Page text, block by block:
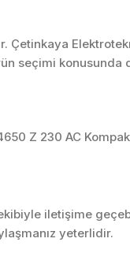
Ölçüm
Çetinkaya
seçimi konusunda
Z 230 AC
iletişime
yeterlidir.